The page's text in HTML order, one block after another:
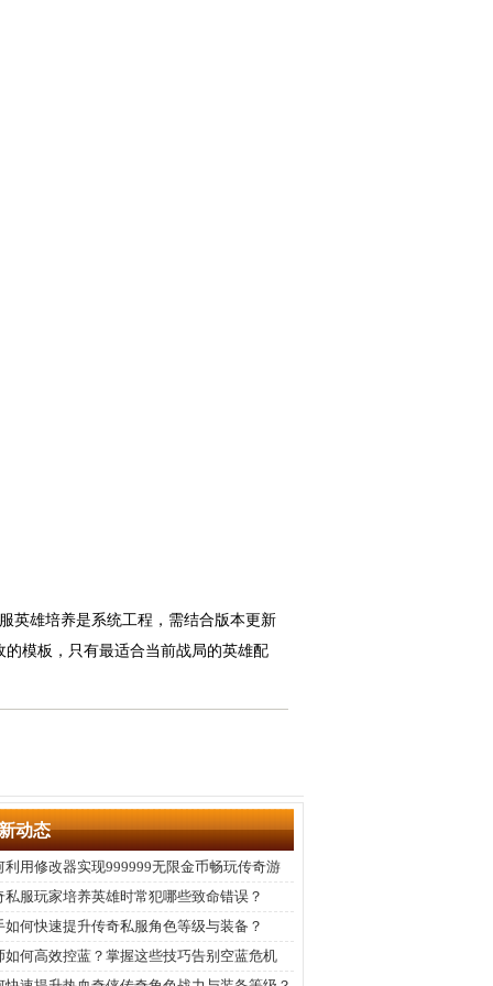
英雄培养是系统工程，需结合版本更新
模板，只有最适合当前战局的英雄配
动态
利用修改器实现999999无限金币畅玩传奇游
私服玩家培养英雄时常犯哪些致命错误？
如何快速提升传奇私服角色等级与装备？
如何高效控蓝？掌握这些技巧告别空蓝危机